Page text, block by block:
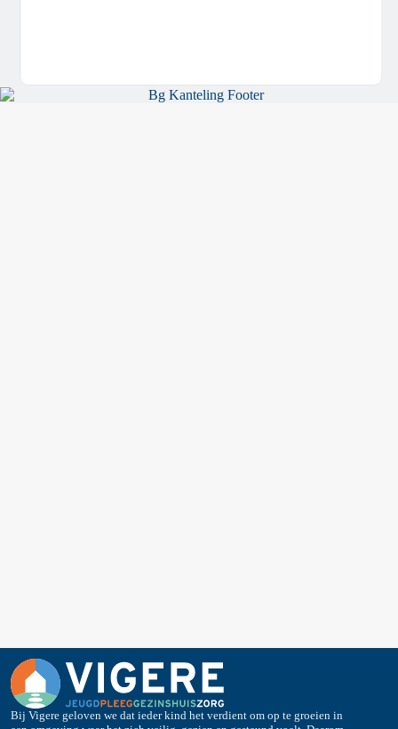
Bij Vigere geloven we dat ieder kind het verdient om op te groeien in